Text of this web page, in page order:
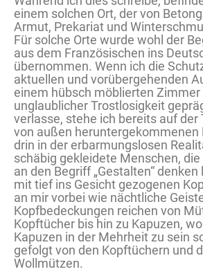
einem solchen Ort, der von
Armut, Prekariat und
Für solche Orte wurde wohl der
aus dem Französischen ins
übernommen. Wenn ich die
aktuellen und vorübergehenden
einem hübsch möblierten Zimmer
unglaublicher Trostlosigkeit
verlasse, stehe ich bereits auf der
von außen heruntergekommenen
drin in der erbarmungslosen
schäbig gekleidete Menschen,
an den Begriff „Gestalten“
mit tief ins Gesicht gezogenen
an mir vorbei wie nächtliche
Kopfbedeckungen reichen von
Kopftücher bis hin zu Kapuzen,
Kapuzen in der Mehrheit zu sein
gefolgt von den Kopftüchern und
Wollmützen.